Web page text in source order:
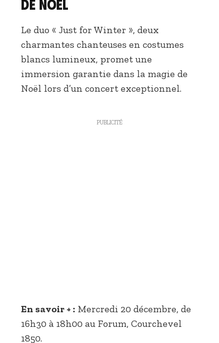
Le duo « Just for Winter », deux
charmantes chanteuses en costumes
blancs lumineux, promet une
immersion garantie dans la magie de
Noël lors d’un concert exceptionnel.
PUBLICITÉ
En savoir + : Mercredi 20 décembre, de
16h30 à 18h00 au Forum, Courchevel
1850.